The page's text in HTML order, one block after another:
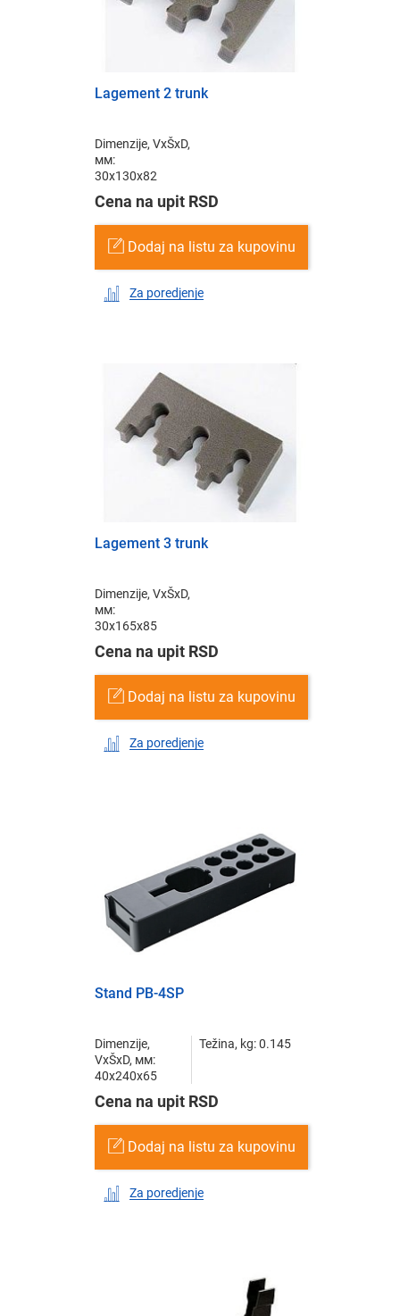
Lagement 2 trunk
Dimenzije, VxŠxD,
мм:
30x130x82
Cena na upit RSD
Dodaj na listu za kupovinu
Za poredjenje
Lagement 3 trunk
Dimenzije, VxŠxD,
мм:
30x165x85
Cena na upit RSD
Dodaj na listu za kupovinu
Za poredjenje
Stand PB-4SP
Dimenzije,
VxŠxD, мм:
40x240x65
Težina, kg: 0.145
Cena na upit RSD
Dodaj na listu za kupovinu
Za poredjenje